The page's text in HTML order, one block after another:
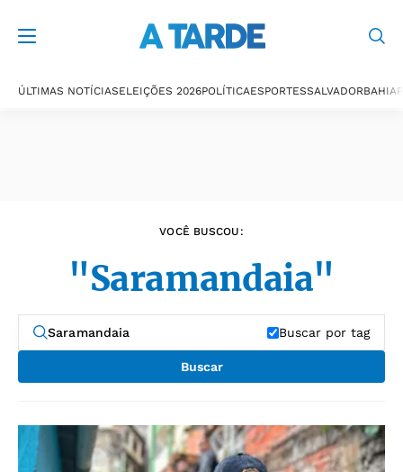
ÚLTIMAS NOTÍCIASELEIÇÕES 2026POLÍTICAESPORTESSALVADORBAHIA
VOCÊ BUSCOU:
"Saramandaia"
Buscar por tag
Buscar